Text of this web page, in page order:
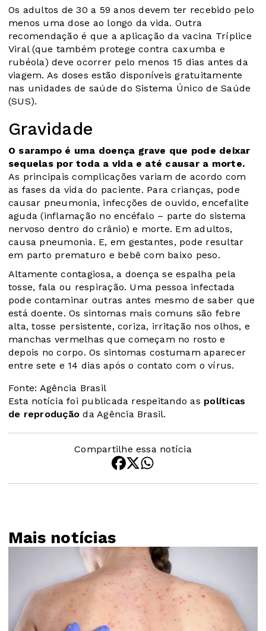
Os adultos de 30 a 59 anos devem ter recebido pelo
menos uma dose ao longo da vida. Outra
recomendação é que a aplicação da vacina Tríplice
Viral (que também protege contra caxumba e
rubéola) deve ocorrer pelo menos 15 dias antes da
viagem. As doses estão disponíveis gratuitamente
nas unidades de saúde do Sistema Único de Saúde
(SUS).
Gravidade
O sarampo é uma doença grave que pode deixar
sequelas por toda a vida e até causar a morte.
As principais complicações variam de acordo com
as fases da vida do paciente. Para crianças, pode
causar pneumonia, infecções de ouvido, encefalite
aguda (inflamação no encéfalo – parte do sistema
nervoso dentro do crânio) e morte. Em adultos,
causa pneumonia. E, em gestantes, pode resultar
em parto prematuro e bebê com baixo peso.
Altamente contagiosa, a doença se espalha pela
tosse, fala ou respiração. Uma pessoa infectada
pode contaminar outras antes mesmo de saber que
está doente. Os sintomas mais comuns são febre
alta, tosse persistente, coriza, irritação nos olhos, e
manchas vermelhas que começam no rosto e
depois no corpo. Os sintomas costumam aparecer
entre sete e 14 dias após o contato com o vírus.
Fonte: Agência Brasil
Esta notícia foi publicada respeitando as políticas
de reprodução da Agência Brasil.
Compartilhe essa notícia
Mais notícias